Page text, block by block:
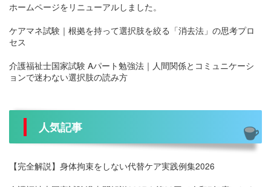
ホームページをリニューアルしました。
ケアマネ試験｜根拠を持って選択肢を絞る「消去法」の思考プロ
セス
介護福祉士国家試験 Aパート勉強法｜人間関係とコミュニケーシ
ョンで迷わない選択肢の読み方
人気記事
【完全解説】身体拘束をしない代替ケア実践例集2026